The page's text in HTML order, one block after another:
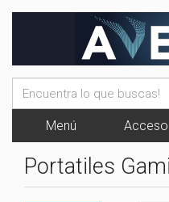
Menú Acceso
Portatiles